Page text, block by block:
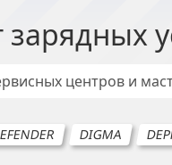
зарядных
центров и
DIGMA